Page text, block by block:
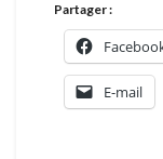
Partager :
E-mail